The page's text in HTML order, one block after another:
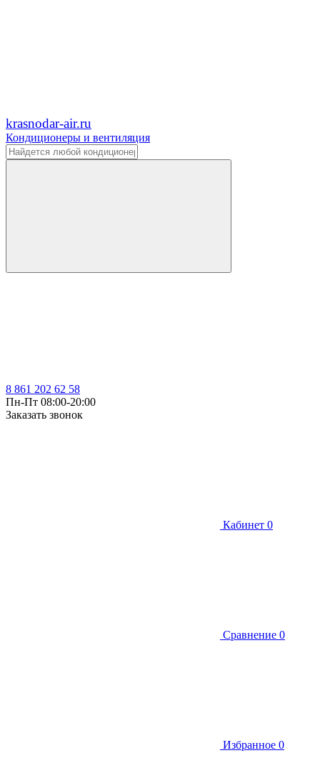
krasnodar-air.ru
Кондиционеры и вентиляция
8 861 202 62 58
Пн-Пт 08:00-20:00
Заказать звонок
Кабинет 0
Сравнение 0
Избранное 0